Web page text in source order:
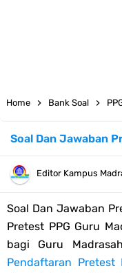
Pendaftaran Akun
Home Bank Soal
Soal Dan Jawaban
Editor Kampus
Soal Dan Jawaban
Pretest PPG Guru
bagi Guru
Pendaftaran Pretest